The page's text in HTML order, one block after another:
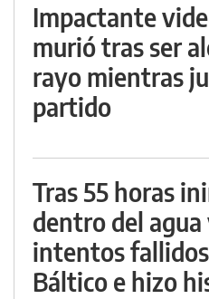
Impactante
murió tras ser
rayo mientras
partido
Tras 55 horas
dentro del
intentos
Báltico e hizo